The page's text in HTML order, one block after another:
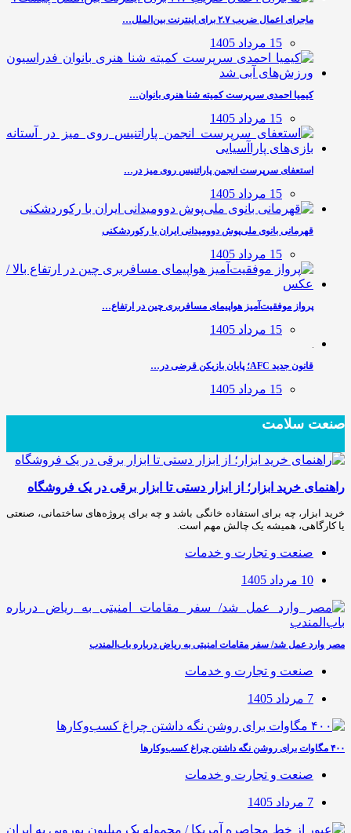
ماجرای اعمال ضریب ۲.۷ برای اینترنت بین‌الملل…
15 مرداد 1405
کیمیا احمدی سرپرست کمیته شنا هنری بانوان…
15 مرداد 1405
استعفای سرپرست انجمن پاراتنیس روی میز در…
15 مرداد 1405
قهرمانی بانوی ملی‌پوش دوومیدانی ایران با رکوردشکنی
15 مرداد 1405
پرواز موفقیت‌آمیز هواپیمای مسافربری چین در ارتفاع…
15 مرداد 1405
قانون جدید AFC؛ پایان بازیکن قرضی در…
15 مرداد 1405
صنعت سلامت
راهنمای خرید ابزار؛ از ابزار دستی تا ابزار برقی در یک فروشگاه
خرید ابزار، چه برای استفاده خانگی باشد و چه برای پروژه‌های ساختمانی، صنعتی
یا کارگاهی، همیشه یک چالش مهم است.
صنعت و تجارت و خدمات
10 مرداد 1405
مصر وارد عمل شد/ سفر مقامات امنیتی به ریاض درباره باب‌المندب
صنعت و تجارت و خدمات
7 مرداد 1405
۴۰۰ مگاوات برای روشن نگه داشتن چراغ کسب‌وکار‌ها
صنعت و تجارت و خدمات
7 مرداد 1405